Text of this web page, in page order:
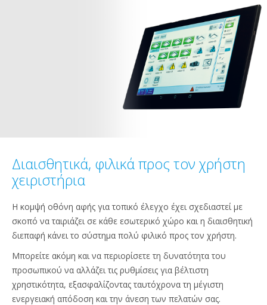
Διαισθητικά, φιλικά προς τον χρήστη
χειριστήρια
Η κομψή οθόνη αφής για τοπικό έλεγχο έχει σχεδιαστεί με
σκοπό να ταιριάζει σε κάθε εσωτερικό χώρο και η διαισθητική
διεπαφή κάνει το σύστημα πολύ φιλικό προς τον χρήστη.
Μπορείτε ακόμη και να περιορίσετε τη δυνατότητα του
προσωπικού να αλλάζει τις ρυθμίσεις για βέλτιστη
χρηστικότητα, εξασφαλίζοντας ταυτόχρονα τη μέγιστη
ενεργειακή απόδοση και την άνεση των πελατών σας.